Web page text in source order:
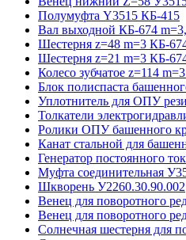
Полумуфта Y3515 КБ-415
Вал выходной КБ-674
Шестерня z=48 m=3 КБ-
Шестерня z=21 m=3 КБ-
Колесо зубчатое z=114
Блок полиспаста
Уплотнитель для ОПУ
Толкатели
Ролики ОПУ башенного
Канат стальной для
Генератор постоянного
Муфта соединительная
Шкворень У2260.30.90.002
Венец для поворотного
Венец для поворотного
Солнечная шестерня для